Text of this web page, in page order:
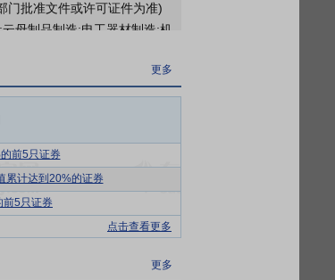
更多
门批准文件或许可证件为准)
母制品制造;电工器材制造;机
金属合金制造;电子专用材
广。(除依法须经批准的项目
品分类、命名及型号编制方
、H 级、C 级及以上等各耐
水力发电等领域提供绝缘系统
究院预测，中国绝缘材料行
突破2,000亿元。产品性能
航天军工、核电水电等领域。
更多
前5只证券
累计达到20%的证券
前5只证券
点击查看更多
更多